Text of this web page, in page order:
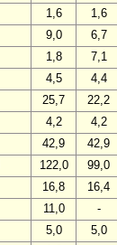
1,6
1,6
9,0
6,7
1,8
7,1
4,5
4,4
25,7
22,2
4,2
4,2
42,9
42,9
122,0
99,0
16,8
16,4
11,0
-
5,0
5,0